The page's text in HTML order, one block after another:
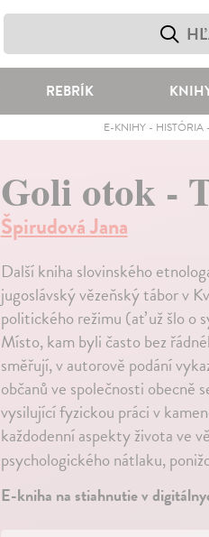
REBRÍK
E-KNIHY - HISTÓRIA -
Goli otok -
Špirudová Jana
Další kniha slovinského
jugoslávský vězeňský tábor v
politického režimu (ať už šlo o
Místo, kam byli často bez
směřují, v autorově podání
občanů ve společnosti obecně
vysilující fyzickou práci v
každodenní aspekty života ve
psychologického nátlaku,
E-kniha na stiahnutie v